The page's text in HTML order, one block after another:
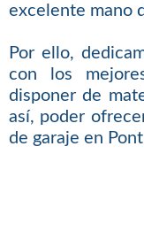
excelente mano
Por ello,
con los
disponer de
así, poder
de garaje en